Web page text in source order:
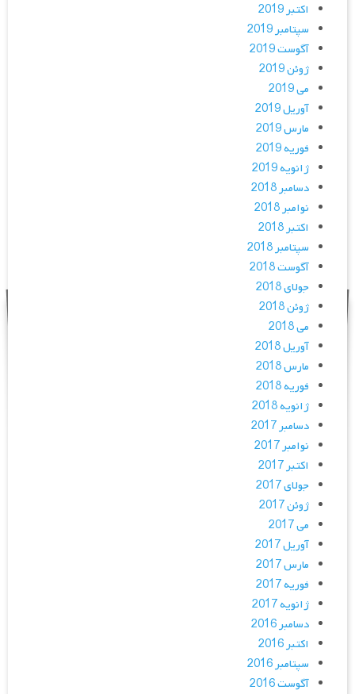
اکتبر 2019
سپتامبر 2019
آگوست 2019
ژوئن 2019
می 2019
آوریل 2019
مارس 2019
فوریه 2019
ژانویه 2019
دسامبر 2018
نوامبر 2018
اکتبر 2018
سپتامبر 2018
آگوست 2018
جولای 2018
ژوئن 2018
می 2018
آوریل 2018
مارس 2018
فوریه 2018
ژانویه 2018
دسامبر 2017
نوامبر 2017
اکتبر 2017
جولای 2017
ژوئن 2017
می 2017
آوریل 2017
مارس 2017
فوریه 2017
ژانویه 2017
دسامبر 2016
اکتبر 2016
سپتامبر 2016
آگوست 2016